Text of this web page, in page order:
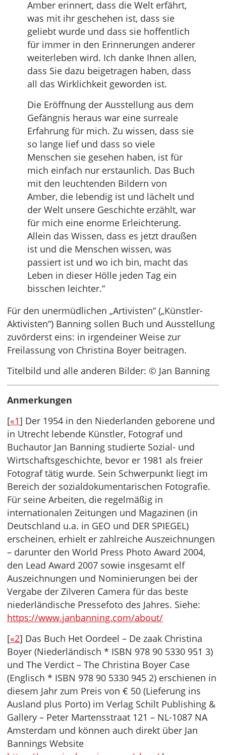
Amber erinnert, dass die Welt erfährt,
was mit ihr geschehen ist, dass sie
geliebt wurde und dass sie hoffentlich
für immer in den Erinnerungen anderer
weiterleben wird. Ich danke Ihnen allen,
dass Sie dazu beigetragen haben, dass
all das Wirklichkeit geworden ist.
Die Eröffnung der Ausstellung aus dem
Gefängnis heraus war eine surreale
Erfahrung für mich. Zu wissen, dass sie
so lange lief und dass so viele
Menschen sie gesehen haben, ist für
mich einfach nur erstaunlich. Das Buch
mit den leuchtenden Bildern von
Amber, die lebendig ist und lächelt und
der Welt unsere Geschichte erzählt, war
für mich eine enorme Erleichterung.
Allein das Wissen, dass es jetzt draußen
ist und die Menschen wissen, was
passiert ist und wo ich bin, macht das
Leben in dieser Hölle jeden Tag ein
bisschen leichter.“
Für den unermüdlichen „Artivisten“ („Künstler-
Aktivisten“) Banning sollen Buch und Ausstellung
zuvörderst eins: in irgendeiner Weise zur
Freilassung von Christina Boyer beitragen.
Titelbild und alle anderen Bilder: © Jan Banning
Anmerkungen
[«1] Der 1954 in den Niederlanden geborene und
in Utrecht lebende Künstler, Fotograf und
Buchautor Jan Banning studierte Sozial- und
Wirtschaftsgeschichte, bevor er 1981 als freier
Fotograf tätig wurde. Sein Schwerpunkt liegt im
Bereich der sozialdokumentarischen Fotografie.
Für seine Arbeiten, die regelmäßig in
internationalen Zeitungen und Magazinen (in
Deutschland u.a. in GEO und DER SPIEGEL)
erscheinen, erhielt er zahlreiche Auszeichnungen
– darunter den World Press Photo Award 2004,
den Lead Award 2007 sowie insgesamt elf
Auszeichnungen und Nominierungen bei der
Vergabe der Zilveren Camera für das beste
niederländische Pressefoto des Jahres. Siehe:
https://www.janbanning.com/about/
[«2] Das Buch Het Oordeel – De zaak Christina
Boyer (Niederländisch * ISBN 978 90 5330 951 3)
und The Verdict – The Christina Boyer Case
(Englisch * ISBN 978 90 5330 945 2) erschienen in
diesem Jahr zum Preis von € 50 (Lieferung ins
Ausland plus Porto) im Verlag Schilt Publishing &
Gallery – Peter Martensstraat 121 – NL-1087 NA
Amsterdam und können auch direkt über Jan
Bannings Website